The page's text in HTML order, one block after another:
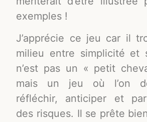
exemples !
J’apprécie ce jeu car il
milieu entre simplicité et
n’est pas un « petit
mais un jeu où l’on
réfléchir, anticiper et
des risques. Il se prête